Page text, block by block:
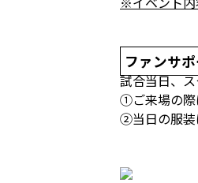
ファンサ
試合当日、
①ご来場の際
②当日の服装